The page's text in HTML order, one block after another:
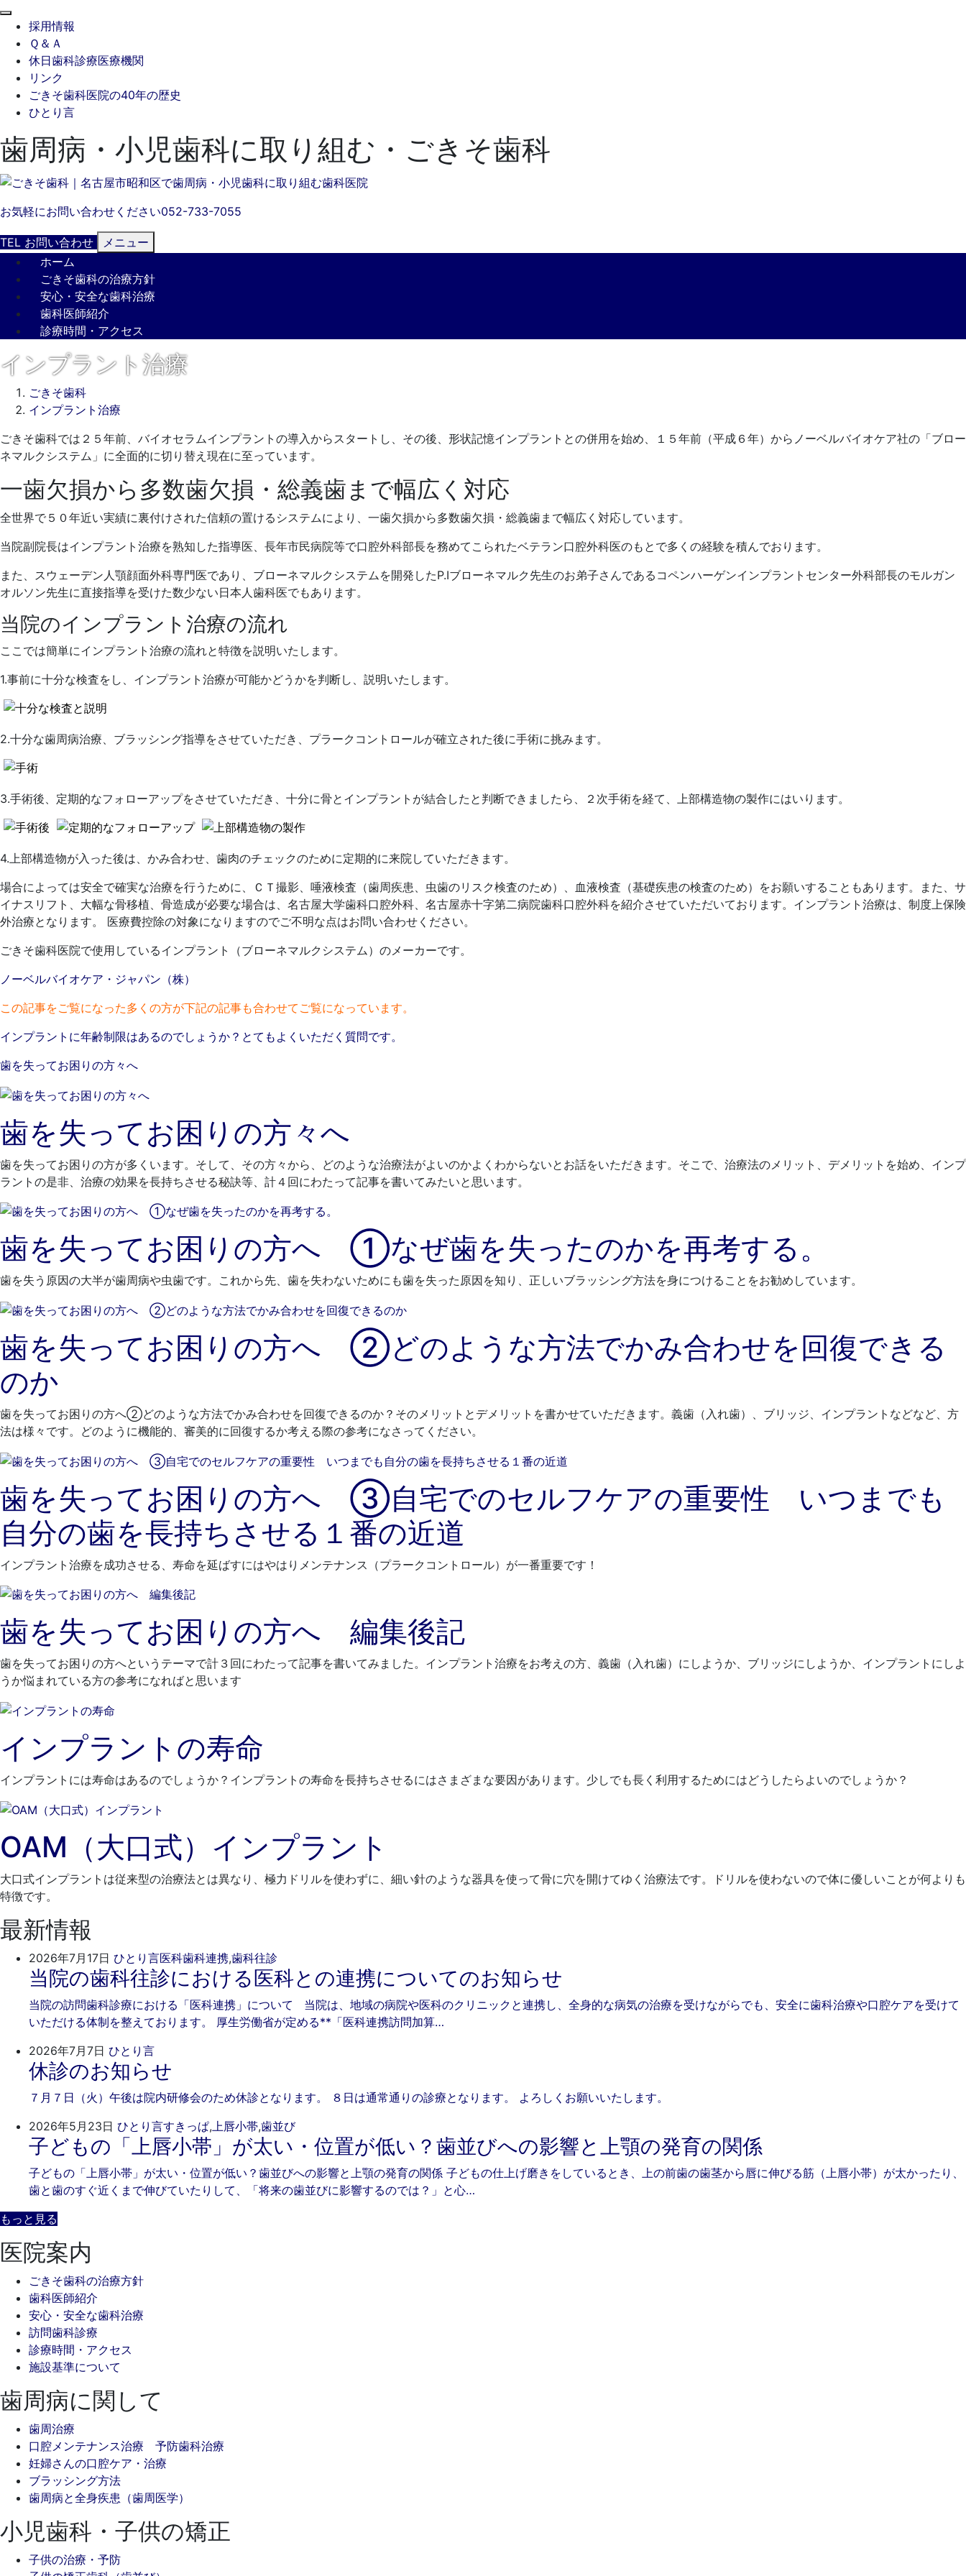
採用情報
Ｑ＆Ａ
休日歯科診療医療機関
リンク
ごきそ歯科医院の40年の歴史
ひとり言
歯周病・小児歯科に取り組む・ごきそ歯科
お気軽にお問い合わせください052-733-7055
TEL お問い合わせ
メニュー
ホーム
ごきそ歯科の治療方針
安心・安全な歯科治療
歯科医師紹介
診療時間・アクセス
インプラント治療
ごきそ歯科
インプラント治療
2022
年
月
日
ごきそ歯科では２５年前、バイオセラムインプラントの導入からスタートし、その後、形状記憶インプラントとの併用を始め、１５年前（平成６年）からノーベルバイオケア社の「ブロー
ネマルクシステム」に全面的に切り替え現在に至っています。
一歯欠損から多数歯欠損・総義歯まで幅広く対応
全世界で５０年近い実績に裏付けされた信頼の置けるシステムにより、一歯欠損から多数歯欠損・総義歯まで幅広く対応しています。
当院副院長はインプラント治療を熟知した指導医、長年市民病院等で口腔外科部長を務めてこられたベテラン口腔外科医のもとで多くの経験を積んでおります。
また、スウェーデン人顎顔面外科専門医であり、ブローネマルクシステムを開発したP.Iブローネマルク先生のお弟子さんであるコペンハーゲンインプラントセンター外科部長のモルガン
オルソン先生に直接指導を受けた数少ない日本人歯科医でもあります。
当院のインプラント治療の流れ
ここでは簡単にインプラント治療の流れと特徴を説明いたします。
1.事前に十分な検査をし、インプラント治療が可能かどうかを判断し、説明いたします。
2.十分な歯周病治療、ブラッシング指導をさせていただき、プラークコントロールが確立された後に手術に挑みます。
3.手術後、定期的なフォローアップをさせていただき、十分に骨とインプラントが結合したと判断できましたら、２次手術を経て、上部構造物の製作にはいります。
4.上部構造物が入った後は、かみ合わせ、歯肉のチェックのために定期的に来院していただきます。
場合によっては安全で確実な治療を行うために、ＣＴ撮影、唾液検査（歯周疾患、虫歯のリスク検査のため）、血液検査（基礎疾患の検査のため）をお願いすることもあります。また、サ
イナスリフト、大幅な骨移植、骨造成が必要な場合は、名古屋大学歯科口腔外科、名古屋赤十字第二病院歯科口腔外科を紹介させていただいております。インプラント治療は、制度上保険
外治療となります。 医療費控除の対象になりますのでご不明な点はお問い合わせください。
ごきそ歯科医院で使用しているインプラント（ブローネマルクシステム）のメーカーです。
ノーベルバイオケア・ジャパン（株）
この記事をご覧になった多くの方が下記の記事も合わせてご覧になっています。
インプラントに年齢制限はあるのでしょうか？とてもよくいただく質問です。
歯を失ってお困りの方々へ
歯を失ってお困りの方々へ
歯を失ってお困りの方が多くいます。そして、その方々から、どのような治療法がよいのかよくわからないとお話をいただきます。そこで、治療法のメリット、デメリットを始め、インプ
ラントの是非、治療の効果を長持ちさせる秘訣等、計４回にわたって記事を書いてみたいと思います。
歯を失ってお困りの方へ ①なぜ歯を失ったのかを再考する。
歯を失う原因の大半が歯周病や虫歯です。これから先、歯を失わないためにも歯を失った原因を知り、正しいブラッシング方法を身につけることをお勧めしています。
歯を失ってお困りの方へ ②どのような方法でかみ合わせを回復できる
のか
歯を失ってお困りの方へ②どのような方法でかみ合わせを回復できるのか？そのメリットとデメリットを書かせていただきます。義歯（入れ歯）、ブリッジ、インプラントなどなど、方
法は様々です。どのように機能的、審美的に回復するか考える際の参考になさってください。
歯を失ってお困りの方へ ③自宅でのセルフケアの重要性 いつまでも
自分の歯を長持ちさせる１番の近道
インプラント治療を成功させる、寿命を延ばすにはやはりメンテナンス（プラークコントロール）が一番重要です！
歯を失ってお困りの方へ 編集後記
歯を失ってお困りの方へというテーマで計３回にわたって記事を書いてみました。インプラント治療をお考えの方、義歯（入れ歯）にしようか、ブリッジにしようか、インプラントにしよ
うか悩まれている方の参考になればと思います
インプラントの寿命
インプラントには寿命はあるのでしょうか？インプラントの寿命を長持ちさせるにはさまざまな要因があります。少しでも長く利用するためにはどうしたらよいのでしょうか？
OAM（大口式）インプラント
大口式インプラントは従来型の治療法とは異なり、極力ドリルを使わずに、細い針のような器具を使って骨に穴を開けてゆく治療法です。ドリルを使わないので体に優しいことが何よりも
特徴です。
最新情報
2026年7月17日 ひとり言医科歯科連携,歯科往診
年
7
月
17
き
そ
歯
科
当院の歯科往診における医科との連携についてのお知らせ
当院の訪問歯科診療における「医科連携」について 当院は、地域の病院や医科のクリニックと連携し、全身的な病気の治療を受けながらでも、安全に歯科治療や口腔ケアを受けて
いただける体制を整えております。 厚生労働省が定める**「医科連携訪問加算…
2026年7月7日 ひとり言2026
年
7
月
7
日
ご
き
そ
歯
科
休診のお知らせ
７月７日（火）午後は院内研修会のため休診となります。 ８日は通常通りの診療となります。 よろしくお願いいたします。
2026年5月23日 ひとり言すきっぱ, 上唇小帯,歯並び2026
年
月
23
ご
き
歯
科
子どもの「上唇小帯」が太い・位置が低い？歯並びへの影響と上顎の発育の関係
子どもの「上唇小帯」が太い・位置が低い？歯並びへの影響と上顎の発育の関係 子どもの仕上げ磨きをしているとき、上の前歯の歯茎から唇に伸びる筋（上唇小帯）が太かったり、
歯と歯のすぐ近くまで伸びていたりして、「将来の歯並びに影響するのでは？」と心…
もっと見る
医院案内
ごきそ歯科の治療方針
歯科医師紹介
安心・安全な歯科治療
訪問歯科診療
診療時間・アクセス
施設基準について
歯周病に関して
歯周治療
口腔メンテナンス治療 予防歯科治療
妊婦さんの口腔ケア・治療
ブラッシング方法
歯周病と全身疾患（歯周医学）
小児歯科・子供の矯正
子供の治療・予防